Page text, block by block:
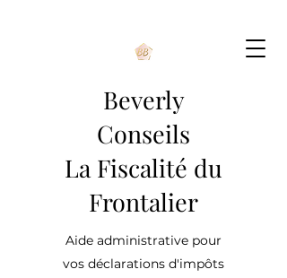
Beverly
Conseils
La Fiscalité du
Frontalier
Aide administrative pour
vos déclarations d'impôts